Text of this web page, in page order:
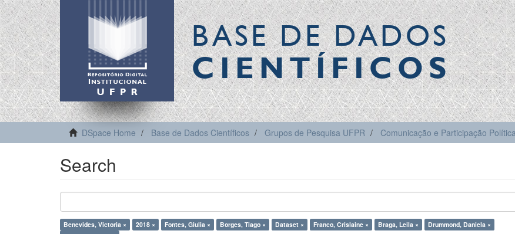
BASE DE DADOS
CIENTÍFICOS
DSpace Home Base de Dados Científicos Grupos de Pesquisa UFPR Comunicação e Participação
Search
Benevides, Victoria × 2018 × Fontes, Giulia × Borges, Tiago × Dataset × Franco, Crislaine × Braga, Leila ×
Drummond, Daniela ×